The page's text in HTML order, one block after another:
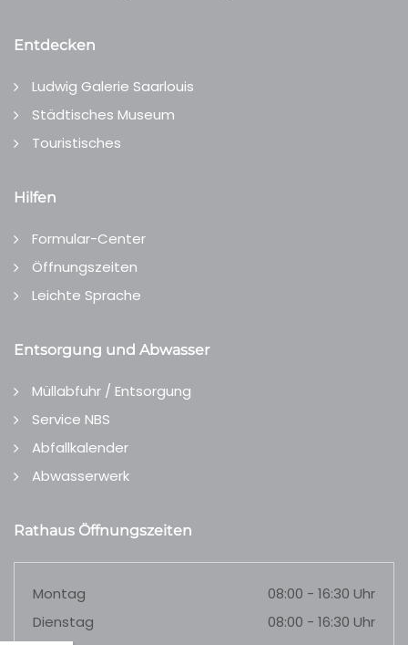
Entdecken
Ludwig Galerie Saarlouis
Städtisches Museum
Touristisches
Hilfen
Formular-Center
Öffnungszeiten
Leichte Sprache
Entsorgung und Abwasser
Müllabfuhr / Entsorgung
Service NBS
Abfallkalender
Abwasserwerk
Rathaus Öffnungszeiten
Montag
08:00 - 16:30 Uhr
Dienstag
08:00 - 16:30 Uhr